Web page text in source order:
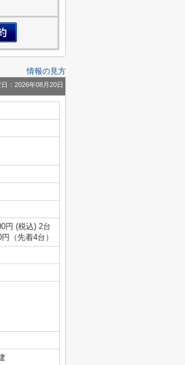
情報の見方
：2026年08月20日
円 (税込) 2台
（先着4台）